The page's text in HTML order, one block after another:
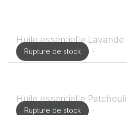
Rupture de stock
Huile essentielle Lavande
0 variétés disponibles -
Rupture de stock
Huile essentielle
0 variétés disponibles -